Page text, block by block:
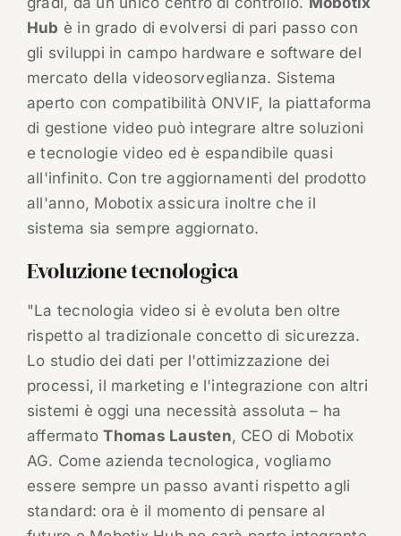
Hub è in grado di evolversi di pari passo con
gli sviluppi in campo hardware e software del
mercato della videosorveglianza. Sistema
aperto con compatibilità ONVIF, la piattaforma
di gestione video può integrare altre soluzioni
e tecnologie video ed è espandibile quasi
all'infinito. Con tre aggiornamenti del prodotto
all'anno, Mobotix assicura inoltre che il
sistema sia sempre aggiornato.
Evoluzione tecnologica
"La tecnologia video si è evoluta ben oltre
rispetto al tradizionale concetto di sicurezza.
Lo studio dei dati per l'ottimizzazione dei
processi, il marketing e l'integrazione con altri
sistemi è oggi una necessità assoluta – ha
affermatoThomas Lausten, CEO di Mobotix
AG. Come azienda tecnologica, vogliamo
essere sempre un passo avanti rispetto agli
standard: ora è il momento di pensare al